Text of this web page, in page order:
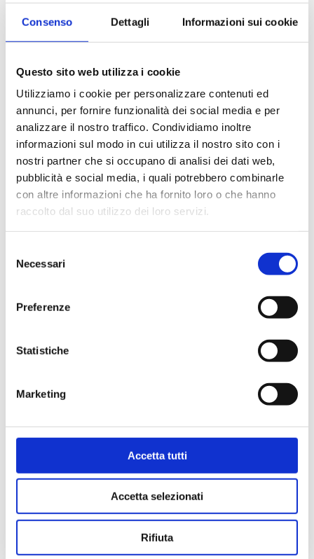
Consenso Dettagli Informazioni sui cookie
Questo sito web utilizza i cookie
Utilizziamo i cookie per personalizzare contenuti ed
annunci, per fornire funzionalità dei social media e per
analizzare il nostro traffico. Condividiamo inoltre
informazioni sul modo in cui utilizza il nostro sito con i
nostri partner che si occupano di analisi dei dati web,
pubblicità e social media, i quali potrebbero combinarle
con altre informazioni che ha fornito loro o che hanno
raccolto dal suo utilizzo dei loro servizi.
delNecessari
Preferenze
Statistiche
Marketing
Accetta tutti
Accetta selezionati
Rifiuta
capsule
€4,00
DolceGusto
-
ItalianCoffee
Sacchetto
Vigoroso
capsule
quantità
Compra
Dettagli Dettagli
Piccolo XS
Macchina Caffe
“DolceGusto”
Piccolo XS Nera
“DolceGusto”